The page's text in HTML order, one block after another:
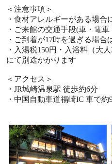
＜注意事項＞
・食材アレルギーがある場合
・ご来館の交通手段(車・電
・ご到着が17時を過ぎる場合
・入湯税150円・入浴料（大
にて別途かかります
＜アクセス＞
・JR城崎温泉駅 徒歩約6分
・中国自動車道福崎IC 車で約